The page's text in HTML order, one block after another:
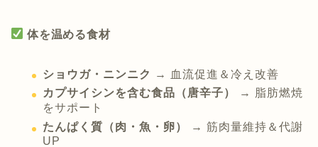
体を温める食材
ショウガ・ニンニク
→ 血流促進＆冷え改善
カプサイシンを含む食品（唐辛子）
→ 脂肪燃焼
をサポート
たんぱく質（肉・魚・卵）
→ 筋肉量維持＆代謝
UP